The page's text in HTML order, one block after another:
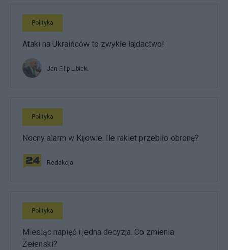
Polityka
Ataki na Ukraińców to zwykłe łajdactwo!
Jan Filip Libicki
Polityka
Nocny alarm w Kijowie. Ile rakiet przebiło obronę?
Redakcja
Polityka
Miesiąc napięć i jedna decyzja. Co zmienia
Zełenski?